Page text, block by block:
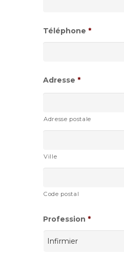
MM
Téléphone *
Adresse *
Adresse postale
Ville
Code postal
Profession *